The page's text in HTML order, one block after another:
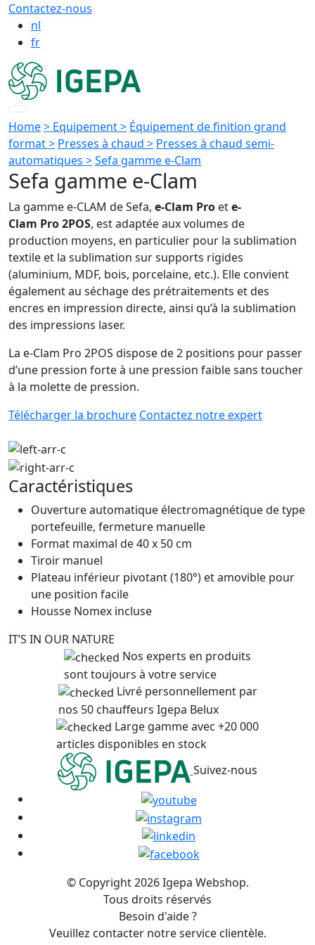
Contactez-nous
nl
fr
Home> Equipement > Équipement de finition grand
format > Presses à chaud > Presses à chaud semi-
automatiques >Sefa gamme e-Clam
Sefa gamme e-Clam
La gamme e-CLAM de Sefa, e-Clam Pro ete-
Clam Pro 2POS, est adaptée aux volumes de
production moyens, en particulier pour la sublimation
textile et la sublimation sur supports rigides
(aluminium, MDF, bois, porcelaine, etc.). Elle convient
également au séchage des prétraitements et des
encres en impression directe, ainsi qu’à la sublimation
des impressions laser.
La e-Clam Pro 2POS dispose de 2 positions pour passer
d’une pression forte à une pression faible sans toucher
à la molette de pression.
Télécharger la brochure Contactez notre expert
Caractéristiques
Ouverture automatique électromagnétique de type
portefeuille, fermeture manuelle
Format maximal de 40 x 50 cm
Tiroir manuel
Plateau inférieur pivotant (180°) et amovible pour
une position facile
Housse Nomex incluse
IT’S IN OUR NATURE
Nos experts en produits
sont toujours à votre service
Livré personnellement par
nos 50 chauffeurs Igepa Belux
Large gamme avec +20 000
articles disponibles en stock
Suivez-nous
© Copyright 2026 Igepa Webshop.
Tous droits réservés
Besoin d'aide ?
Veuillez contacter notre service clientèle.